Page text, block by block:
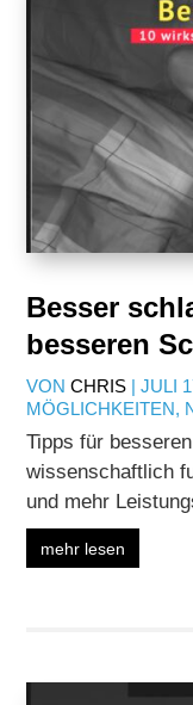
Besser
besseren
VONCHRIS |JULI
MÖGLICHKEITEN,
Tipps für
wissenschaftlich
und mehr
mehr lesen